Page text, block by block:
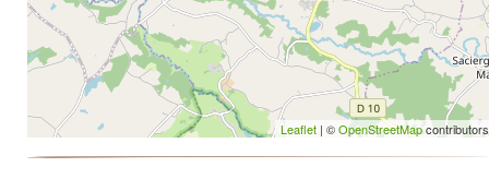
Leaflet | ©OpenStreetMapcontributors